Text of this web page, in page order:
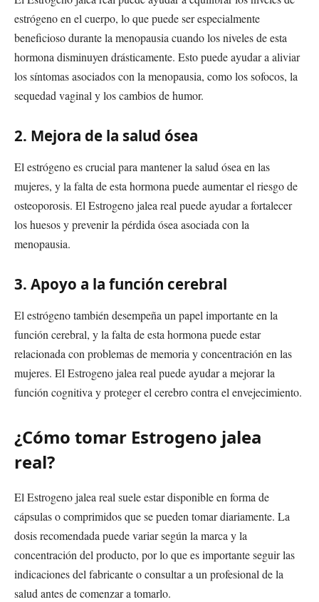
estrógeno en el cuerpo, lo que puede ser especialmente
beneficioso durante la menopausia cuando los niveles de esta
hormona disminuyen drásticamente. Esto puede ayudar a aliviar
los síntomas asociados con la menopausia, como los sofocos, la
sequedad vaginal y los cambios de humor.
2. Mejora de la salud ósea
El estrógeno es crucial para mantener la salud ósea en las
mujeres, y la falta de esta hormona puede aumentar el riesgo de
osteoporosis. El Estrogeno jalea real puede ayudar a fortalecer
los huesos y prevenir la pérdida ósea asociada con la
menopausia.
3. Apoyo a la función cerebral
El estrógeno también desempeña un papel importante en la
función cerebral, y la falta de esta hormona puede estar
relacionada con problemas de memoria y concentración en las
mujeres. El Estrogeno jalea real puede ayudar a mejorar la
función cognitiva y proteger el cerebro contra el envejecimiento.
¿Cómo tomar Estrogeno jalea
real?
El Estrogeno jalea real suele estar disponible en forma de
cápsulas o comprimidos que se pueden tomar diariamente. La
dosis recomendada puede variar según la marca y la
concentración del producto, por lo que es importante seguir las
indicaciones del fabricante o consultar a un profesional de la
salud antes de comenzar a tomarlo.